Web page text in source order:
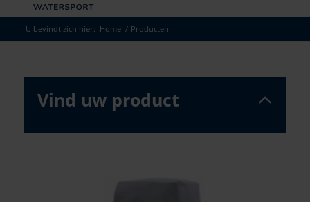
U bevindt zich hier: Home / Producten
Vind uw product